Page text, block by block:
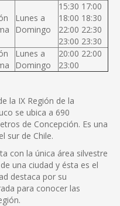
Lunes a
Domingo
15:30 17:00
18:00 18:30
22:00 22:30
23:00 23:30
Lunes a
Domingo
20:00 22:00
23:00
la IX Región de la
se ubica a 690
de Concepción. Es una
sur de Chile.
con la única área silvestre
una ciudad y ésta es el
destaca por su
para conocer las